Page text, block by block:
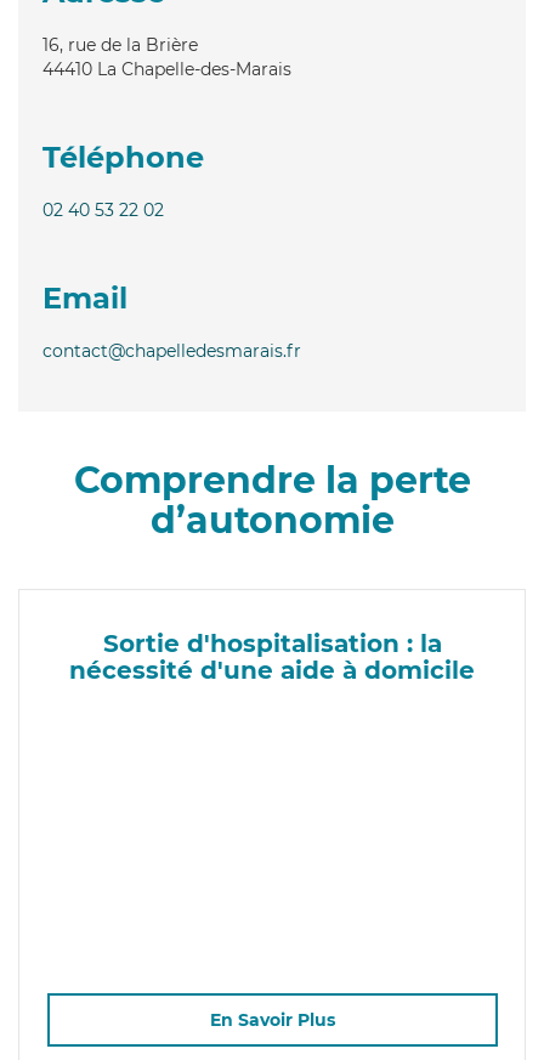
16, rue de la Brière
44410 La Chapelle-des-Marais
Téléphone
02 40 53 22 02
Email
contact@chapelledesmarais.fr
Comprendre la perte
d’autonomie
Sortie d'hospitalisation : la
nécessité d'une aide à domicile
En Savoir Plus